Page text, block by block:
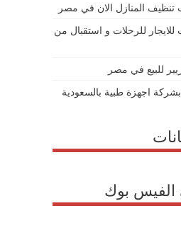
المنازل الان في مصر
للرحلات و استقبال من
للبيع في مصر
اجهزة طبية بالسعودية
بوك